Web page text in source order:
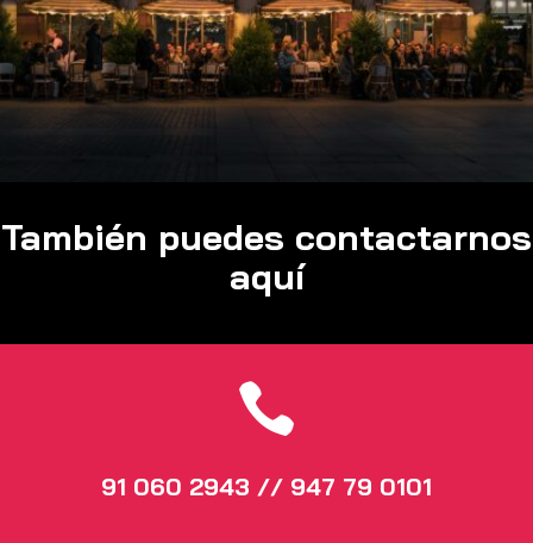
También puedes contactarnos
aquí

91 060 2943 // 947 79 0101